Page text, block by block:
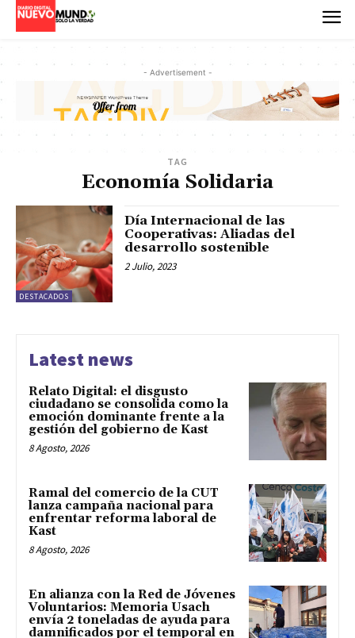
- Advertisement -
TAG
Economía Solidaria
DESTACADOS
Día Internacional de las
Cooperativas: Aliadas del
desarrollo sostenible
2 Julio, 2023
Latest news
Relato Digital: el disgusto
ciudadano se consolida como la
emoción dominante frente a la
gestión del gobierno de Kast
8 Agosto, 2026
Ramal del comercio de la CUT
lanza campaña nacional para
enfrentar reforma laboral de
Kast
8 Agosto, 2026
En alianza con la Red de Jóvenes
Voluntarios: Memoria Usach
envía 2 toneladas de ayuda para
damnificados por el temporal en